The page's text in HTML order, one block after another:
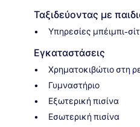
Ταξιδεύοντας με
Υπηρεσίες μπέιμπι-
Εγκαταστάσεις
Χρηματοκιβώτιο στη
Γυμναστήριο
Εξωτερική πισίνα
Εσωτερική πισίνα